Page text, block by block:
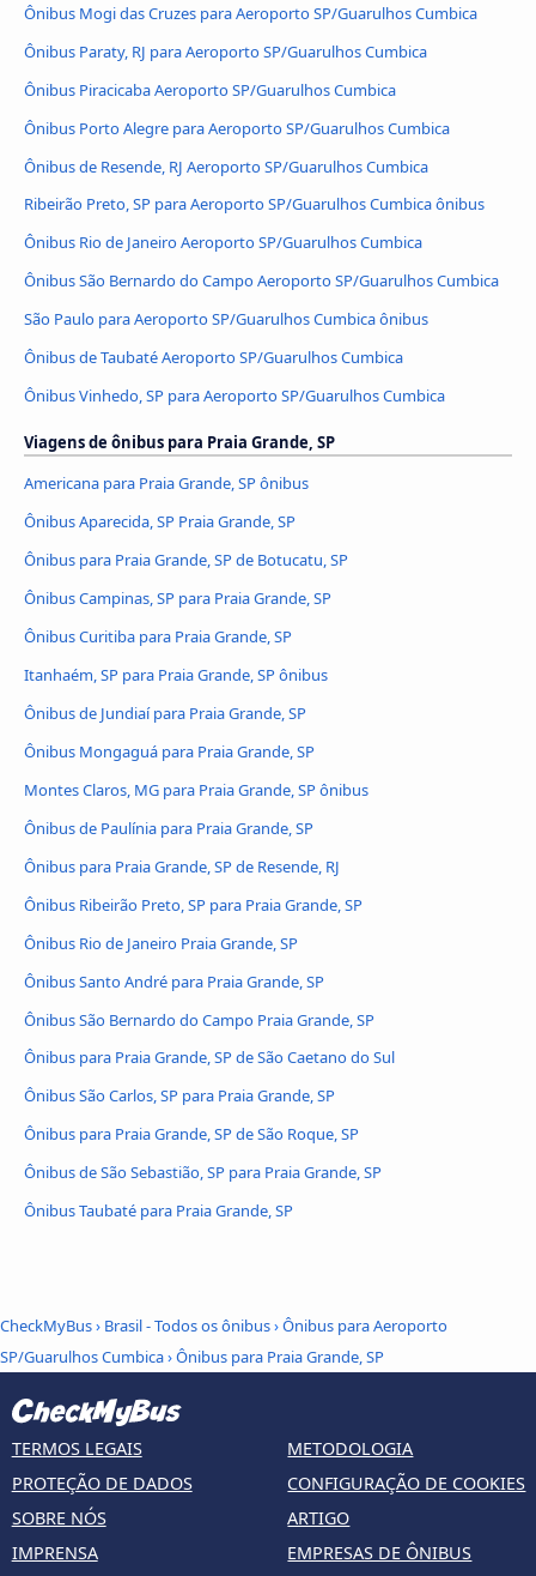
Ônibus Mogi das Cruzes para Aeroporto SP/Guarulhos Cumbica
Ônibus Paraty, RJ para Aeroporto SP/Guarulhos Cumbica
Ônibus Piracicaba Aeroporto SP/Guarulhos Cumbica
Ônibus Porto Alegre para Aeroporto SP/Guarulhos Cumbica
Ônibus de Resende, RJ Aeroporto SP/Guarulhos Cumbica
Ribeirão Preto, SP para Aeroporto SP/Guarulhos Cumbica ônibus
Ônibus Rio de Janeiro Aeroporto SP/Guarulhos Cumbica
Ônibus São Bernardo do Campo Aeroporto SP/Guarulhos Cumbica
São Paulo para Aeroporto SP/Guarulhos Cumbica ônibus
Ônibus de Taubaté Aeroporto SP/Guarulhos Cumbica
Ônibus Vinhedo, SP para Aeroporto SP/Guarulhos Cumbica
Viagens de ônibus para Praia Grande, SP
Americana para Praia Grande, SP ônibus
Ônibus Aparecida, SP Praia Grande, SP
Ônibus para Praia Grande, SP de Botucatu, SP
Ônibus Campinas, SP para Praia Grande, SP
Ônibus Curitiba para Praia Grande, SP
Itanhaém, SP para Praia Grande, SP ônibus
Ônibus de Jundiaí para Praia Grande, SP
Ônibus Mongaguá para Praia Grande, SP
Montes Claros, MG para Praia Grande, SP ônibus
Ônibus de Paulínia para Praia Grande, SP
Ônibus para Praia Grande, SP de Resende, RJ
Ônibus Ribeirão Preto, SP para Praia Grande, SP
Ônibus Rio de Janeiro Praia Grande, SP
Ônibus Santo André para Praia Grande, SP
Ônibus São Bernardo do Campo Praia Grande, SP
Ônibus para Praia Grande, SP de São Caetano do Sul
Ônibus São Carlos, SP para Praia Grande, SP
Ônibus para Praia Grande, SP de São Roque, SP
Ônibus de São Sebastião, SP para Praia Grande, SP
Ônibus Taubaté para Praia Grande, SP
CheckMyBus› Brasil - Todos os ônibus›Ônibus para Aeroporto
SP/Guarulhos Cumbica›Ônibus para Praia Grande, SP
TERMOS LEGAIS
PROTEÇÃO DE DADOS
SOBRE NÓS
IMPRENSA
METODOLOGIA
CONFIGURAÇÃO DE COOKIES
ARTIGO
EMPRESAS DE ÔNIBUS